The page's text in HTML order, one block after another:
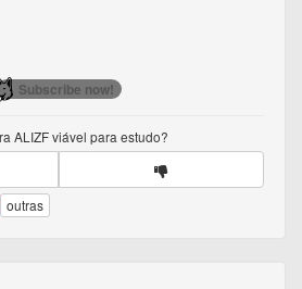
Subscribe now!
ALIZFviável para estudo?
outras